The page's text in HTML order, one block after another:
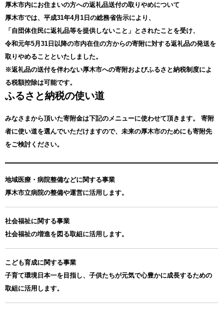
厚木市内にお住まいの方への返礼品送付の取りやめについて
厚木市では、平成31年4月1日の総務省告示により、
「自団体住民に返礼品等を提供しないこと」とされたことを受け、
令和元年5月31日以降の市内在住の方からの寄附に対する返礼品の発送を
取りやめることといたしました。
※返礼品の送付を伴わない厚木市への寄附およびふるさと納税制度によ
る税額控除は可能です。
ふるさと納税の使い道
みなさまから頂いた寄附金は下記のメニューに使わせて頂きます。
寄附
者に使い道を選んでいただけますので、未来の厚木市のためにも寄附先
をご検討ください。
地域医療・病院整備などに関する事業
厚木市立病院の整備や運営に活用します。
社会福祉に関する事業
社会福祉の増進を図る取組に活用します。
こども育成に関する事業
子育て環境日本一を目指し、子供たちが元気で心豊かに成長するための
取組に活用します。